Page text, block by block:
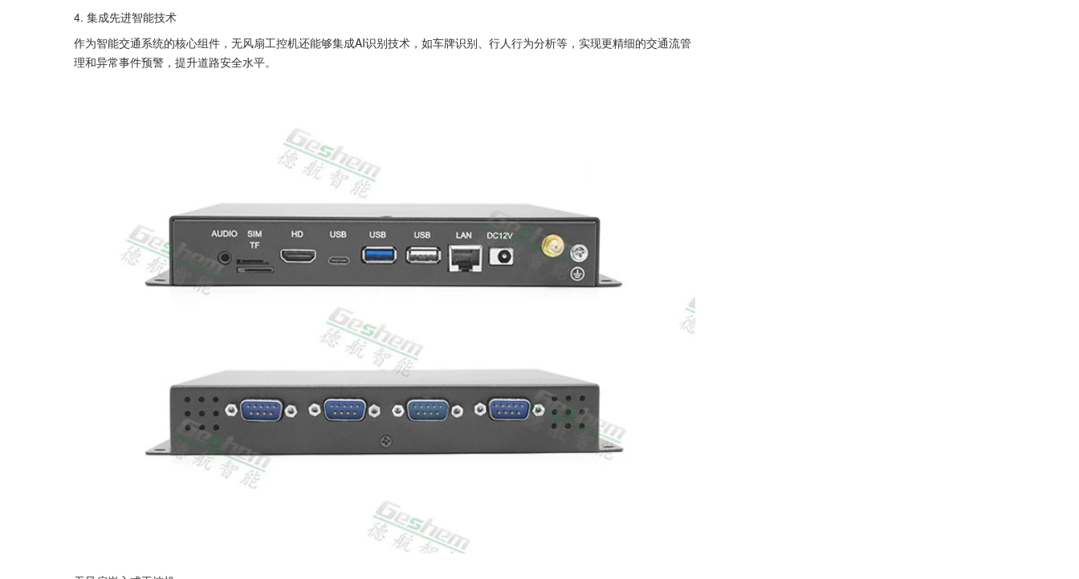
4. 集成先进智能技术
作为智能交通系统的核心组件，无风扇工控机还能够集成AI识别技术，如车牌识别、行人行为分析等，实现更精细的交通流管
理和异常事件预警，提升道路安全水平。